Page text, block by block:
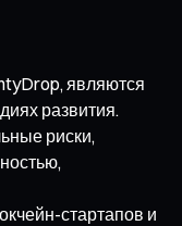
являются
развития.
риски,
стартапов и